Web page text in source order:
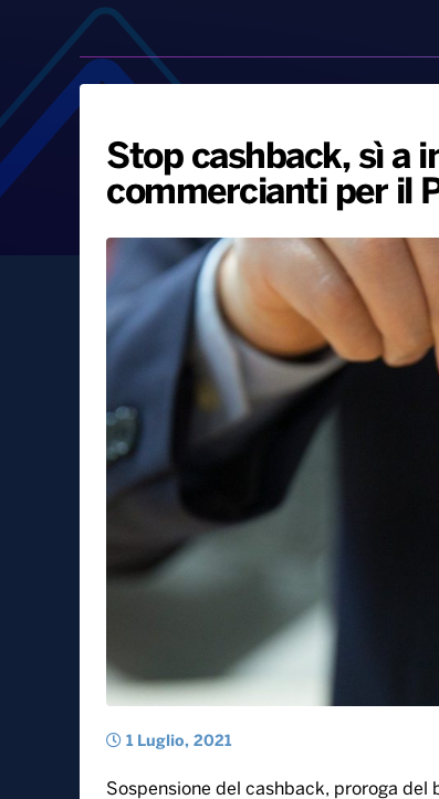
Stop cashback, sì a
commercianti per il
1 Luglio, 2021
Sospensione del cashback, proroga